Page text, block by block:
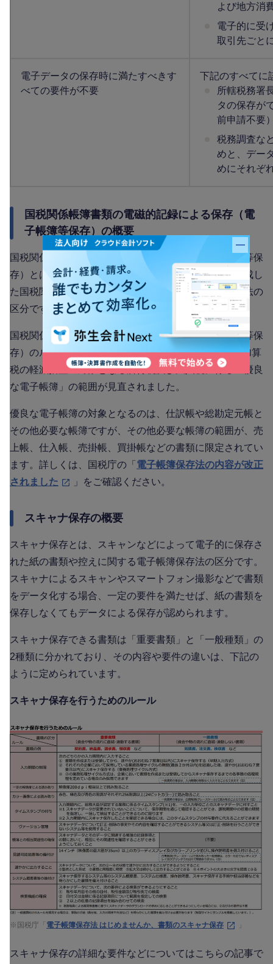
バナー
よび地方消
電子的に受
取引先ごと
電子データの保存時に満たすべきす
べての要件が不要
下記のすべて
所轄税務署
タの保存が
前申請不要
税務調査な
めと、デー
めにそれぞ
国税関係帳簿書類の電磁的記録による保存（電
子帳簿等保存）の概要
国税関係帳簿書類の電磁的記録による保存（電子帳簿等保
存）とは、事業者自身が最初から電子データとして作成し
た国税関係帳簿や国税関係書類に関する電子帳簿保存法の
区分です。
国税関係帳簿書類の電磁的記録による保存（電子帳簿等保
存）のルールに関しては、2024年1月から、過少申告加算
税の軽減措置の対象となる所得税及び法人税に係る「優良
な電子帳簿」の範囲が見直されました。
優良な電子帳簿の対象となるのは、仕訳帳や総勘定元帳と
その他必要な帳簿ですが、その他必要な帳簿の範囲が、売
上帳、仕入帳、売掛帳、買掛帳などの書類に限定されてい
ます。詳しくは、国税庁の「 電子帳簿保存法の内容が改正
されました
」をご確認ください。
スキャナ保存の概要
スキャナ保存とは、スキャンなどによって電子的に保存さ
れた紙の書類や控えに関する電子帳簿保存法の区分です。
スキャナによるスキャンやスマートフォン撮影などで書類
をデータ化する場合、一定の要件を満たせば、紙の書類を
保存しなくてもデータによる保存が認められます。
スキャナ保存できる書類は「重要書類」と「一般種類」の
2種類に分かれており、その内容や要件の違いは、下記の
ように定められています。
スキャナ保存を行うためのルール
※国税庁「 電子帳簿保存法 はじめませんか、書類のスキャナ保存 」
スキャナ保存の詳細な要件などについてはこちらの記事で